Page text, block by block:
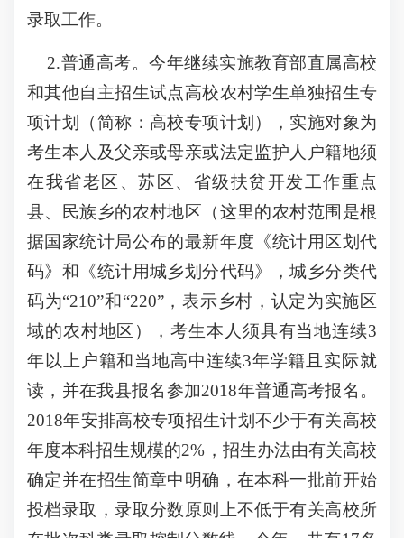
录取工作。
2.普通高考。今年继续实施教育部直属高校
和其他自主招生试点高校农村学生单独招生专
项计划（简称：高校专项计划），实施对象为
考生本人及父亲或母亲或法定监护人户籍地须
在我省老区、苏区、省级扶贫开发工作重点
县、民族乡的农村地区（这里的农村范围是根
据国家统计局公布的最新年度《统计用区划代
码》和《统计用城乡划分代码》，城乡分类代
码为“210”和“220”，表示乡村，认定为实施区
域的农村地区），考生本人须具有当地连续3
年以上户籍和当地高中连续3年学籍且实际就
读，并在我县报名参加2018年普通高考报名。
2018年安排高校专项招生计划不少于有关高校
年度本科招生规模的2%，招生办法由有关高校
确定并在招生简章中明确，在本科一批前开始
投档录取，录取分数原则上不低于有关高校所